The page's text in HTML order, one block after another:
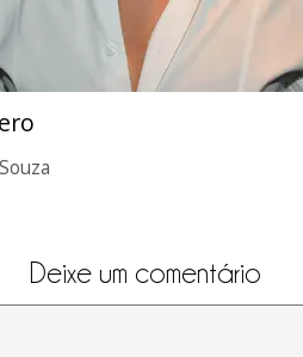
Deixe um comentário